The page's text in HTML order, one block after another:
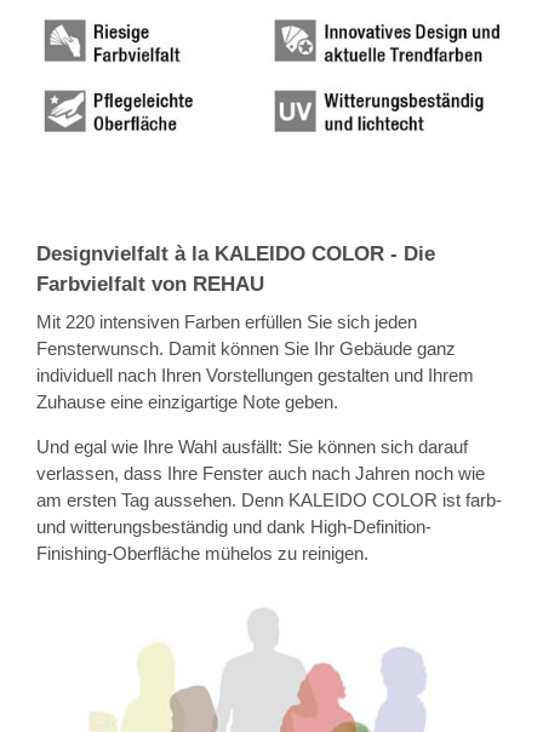
Designvielfalt à la KALEIDO COLOR - Die
Farbvielfalt von REHAU
Mit 220 intensiven Farben erfüllen Sie sich jeden
Fensterwunsch. Damit können Sie Ihr Gebäude ganz
individuell nach Ihren Vorstellungen gestalten und Ihrem
Zuhause eine einzigartige Note geben.
Und egal wie Ihre Wahl ausfällt: Sie können sich darauf
verlassen, dass Ihre Fenster auch nach Jahren noch wie
am ersten Tag aussehen. Denn KALEIDO COLOR ist farb-
und witterungsbeständig und dank High-Definition-
Finishing-Oberfläche mühelos zu reinigen.